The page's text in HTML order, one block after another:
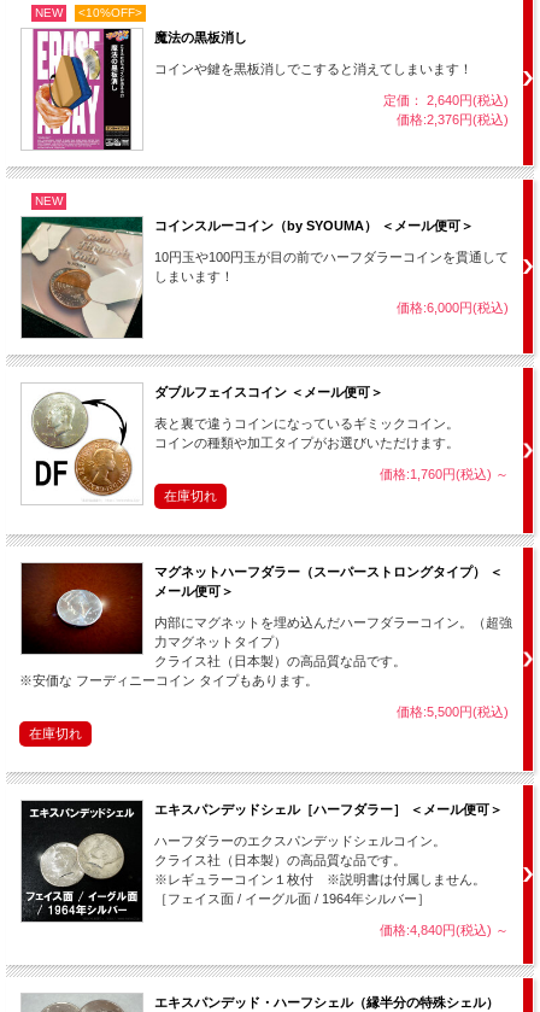
あなたは指をゆっくりと抜き、手を開いて、何も隠し持っていない事を確認しま
（もちろん裏表、完全に見せます。）
そしてゆっくりとポケットに手を入れると一枚の銀貨を取り出します。
です。
・・・もしかして・・・
相手が手を開けると そこには、
か！？
NEW <10%OFF>
魔法の黒板消し
コインや鍵を黒板消しでこすると消えてしまいます！
定価： 2,640円(税込)
価格:2,376円(税込)
NEW
コインスルーコイン（by SYOUMA） ＜メール便可＞
10円玉や100円玉が目の前でハーフダラーコインを貫通して
しまいます！
価格:6,000円(税込)
ダブルフェイスコイン ＜メール便可＞
表と裏で違うコインになっているギミックコイン。
コインの種類や加工タイプがお選びいただけます。
価格:1,760円(税込) ～
在庫切れ
マグネットハーフダラー（スーパーストロングタイプ） ＜
メール便可＞
内部にマグネットを埋め込んだハーフダラーコイン。（超強
力マグネットタイプ）
クライス社（日本製）の高品質な品です。
※安価な フーディニーコイン タイプもあります。
価格:5,500円(税込)
在庫切れ
エキスパンデッドシェル［ハーフダラー］ ＜メール便可＞
ハーフダラーのエクスパンデッドシェルコイン。
クライス社（日本製）の高品質な品です。
※レギュラーコイン１枚付 ※説明書は付属しません。
［フェイス面 / イーグル面 / 1964年シルバー］
価格:4,840円(税込) ～
エキスパンデッド・ハーフシェル（縁半分の特殊シェル）